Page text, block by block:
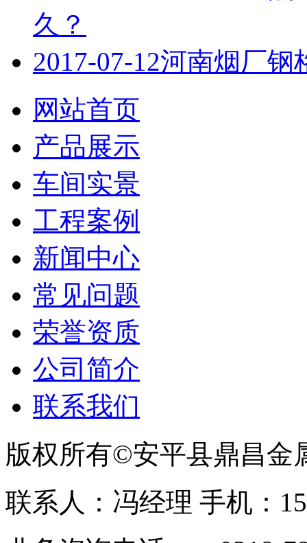
久？
2017-07-12河南烟厂钢
网站首页
产品展示
车间实景
工程案例
新闻中心
常见问题
荣誉资质
公司简介
联系我们
版权所有©安平县鼎昌金
联系人：冯经理 手机：